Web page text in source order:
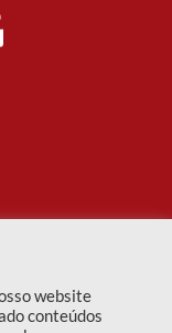
website
conteúdos